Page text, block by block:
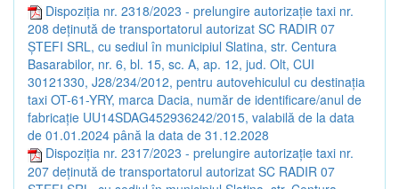
Dispoziția nr. 2318/2023 - prelungire autorizație taxi nr.
208 deținută de transportatorul autorizat SC RADIR 07
ȘTEFI SRL, cu sediul în municipiul Slatina, str. Centura
Basarabilor, nr. 6, bl. 15, sc. A, ap. 12, jud. Olt, CUI
30121330, J28/234/2012, pentru autovehiculul cu destinația
taxi OT-61-YRY, marca Dacia, număr de identificare/anul de
fabricație UU14SDAG452936242/2015, valabilă de la data
de 01.01.2024 până la data de 31.12.2028
Dispoziția nr. 2317/2023 - prelungire autorizație taxi nr.
207 deținută de transportatorul autorizat SC RADIR 07